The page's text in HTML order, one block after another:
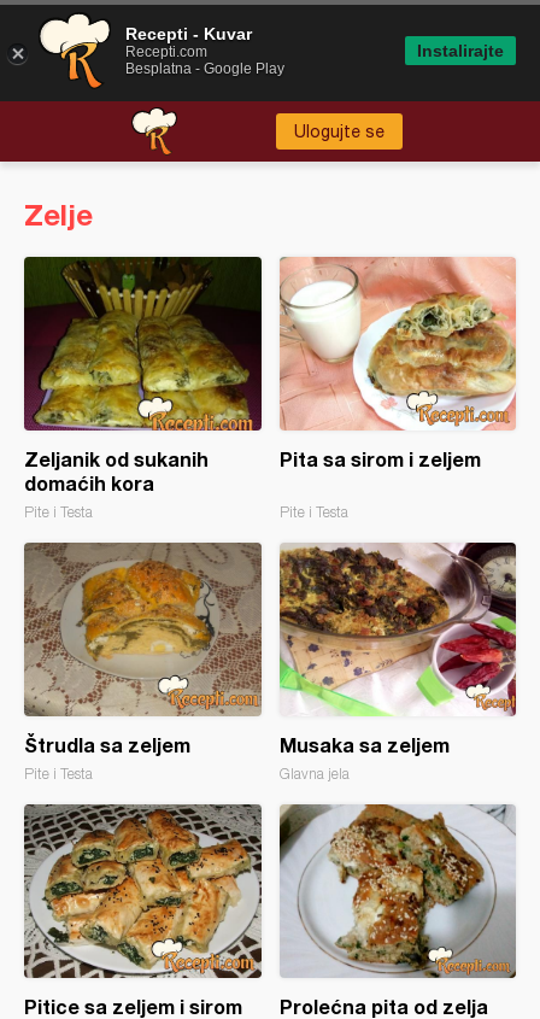
Ulogujte se
Zelje
Zeljanik od sukanih
domaćih kora
Pite i Testa
Pita sa sirom i zeljem
Pite i Testa
Štrudla sa zeljem
Pite i Testa
Musaka sa zeljem
Glavna jela
Pitice sa zeljem i sirom Prolećna pita od zelja
Recepti - Kuvar
Recepti.com
Besplatna - Google Play
Instalirajte